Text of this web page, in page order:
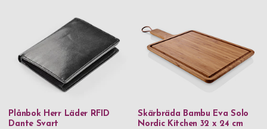
Plånbok Herr Läder RFID
Dante Svart
Skärbräda Bambu Eva Solo
Nordic Kitchen 32 x 24 cm